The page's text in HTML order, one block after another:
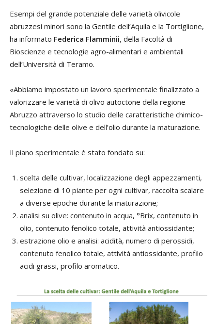
Esempi del grande potenziale delle varietà olivicole
abruzzesi minori sono la Gentile dell’Aquila e la Tortiglione,
ha informato Federica Flamminii, della Facoltà di
Bioscienze e tecnologie agro-alimentari e ambientali
dell’Università di Teramo.
«Abbiamo impostato un lavoro sperimentale finalizzato a
valorizzare le varietà di olivo autoctone della regione
Abruzzo attraverso lo studio delle caratteristiche chimico-
tecnologiche delle olive e dell’olio durante la maturazione.
Il piano sperimentale è stato fondato su:
scelta delle cultivar, localizzazione degli appezzamenti,
selezione di 10 piante per ogni cultivar, raccolta scalare
a diverse epoche durante la maturazione;
analisi su olive: contenuto in acqua, °Brix, contenuto in
olio, contenuto fenolico totale, attività antiossidante;
estrazione olio e analisi: acidità, numero di perossidi,
contenuto fenolico totale, attività antiossidante, profilo
acidi grassi, profilo aromatico.